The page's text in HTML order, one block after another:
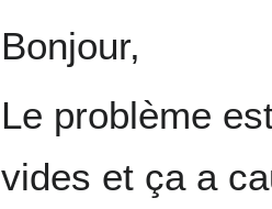
Bonjour,
Le problème
vides et ça a